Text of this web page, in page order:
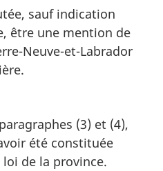
sauf indication
être une mention de
Neuve-et-Labrador
(3) et (4),
été constituée
de la province.